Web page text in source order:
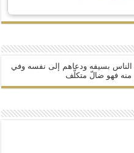
بسيفه ودعاهم إلى نفسه وفي
فهو ضالّ متكلّف